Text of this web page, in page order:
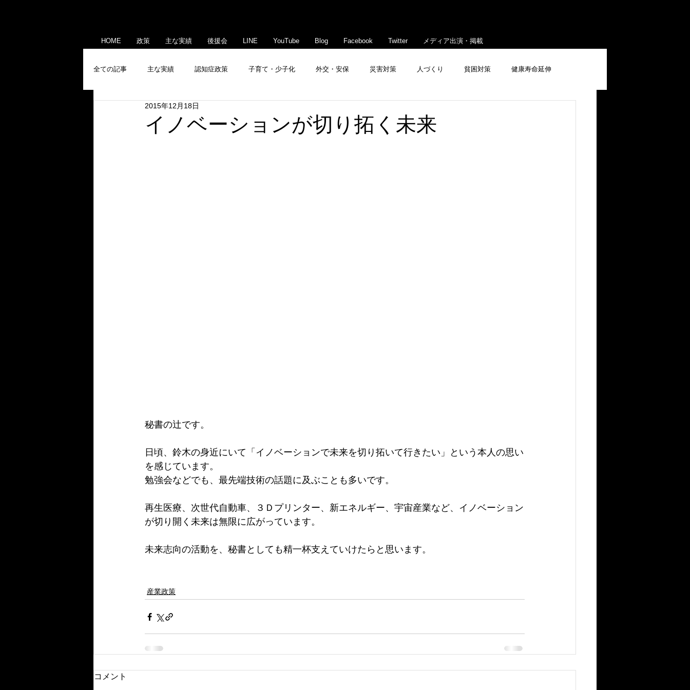
HOME 政策 主な実績 後援会 LINE YouTube Blog Facebook Twitter メディア出演・掲載
全ての記事 主な実績 認知症政策 子育て・少子化 外交・安保 災害対策 人づくり 貧困対策 健康寿命延伸
メディア出演・掲載
イノベーションが切り拓く未来
2015年12月18日
秘書の辻です。
日頃、鈴木の身近にいて「イノベーションで未来を切り拓いて行きたい」という本人の思い
を感じています。
勉強会などでも、最先端技術の話題に及ぶことも多いです。
再生医療、次世代自動車、３Ｄプリンター、新エネルギー、宇宙産業など、イノベーション
が切り開く未来は無限に広がっています。
未来志向の活動を、秘書としても精一杯支えていけたらと思います。
産業政策
コメント